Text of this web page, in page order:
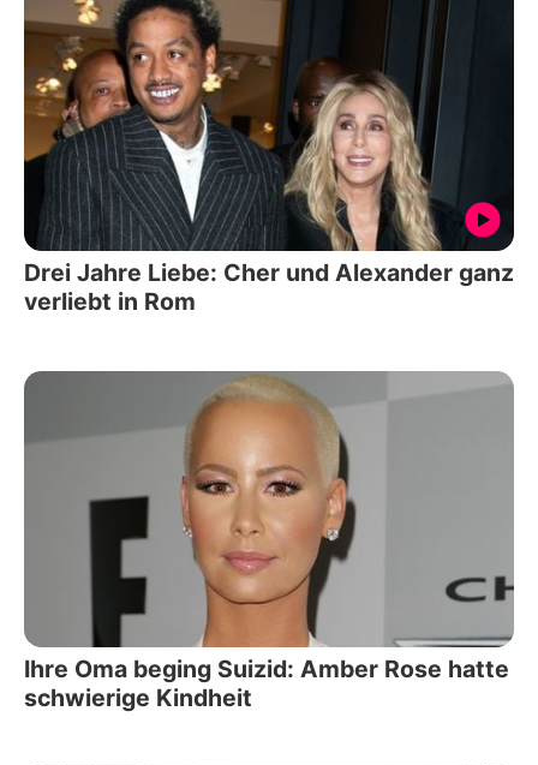
Drei Jahre Liebe: Cher und Alexander ganz
verliebt in Rom
Ihre Oma beging Suizid: Amber Rose hatte
schwierige Kindheit